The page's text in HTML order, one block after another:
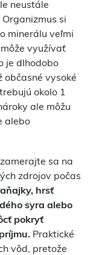
neustále
si
minerálu veľmi
využívať
je dlhodobo
občasné vysoké
okolo 1
ale môžu
alebo
sa na
zdrojov počas
hrsť
syra alebo
pokryť
Praktické
vôd, pretože